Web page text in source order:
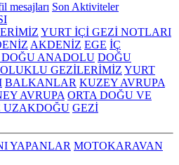
mesajları Son Aktiviteler
YURT İÇİ GEZİ NOTLARI
AKDENİZ EGE İÇ
ANADOLU DOĞU
GEZİLERİMİZ YURT
BALKANLAR KUZEY AVRUPA
AVRUPA ORTA DOĞU VE
UZAKDOĞU GEZİ
YAPANLAR MOTOKARAVAN